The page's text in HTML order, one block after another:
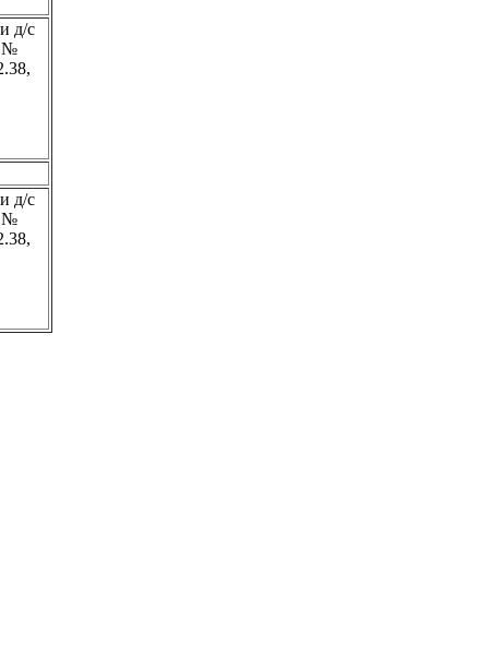
д/с
№
д/с
№